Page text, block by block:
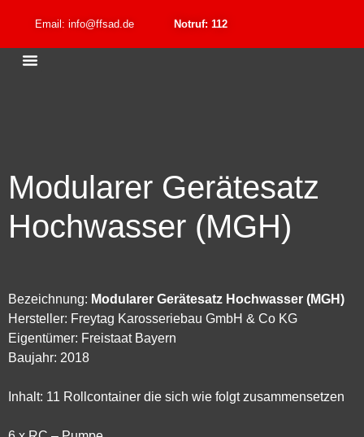
Email: info@ffsad.de Notruf: 112
Modularer Gerätesatz
Hochwasser (MGH)
Bezeichnung: Modularer Gerätesatz Hochwasser (MGH)
Hersteller: Freytag Karosseriebau GmbH & Co KG
Eigentümer: Freistaat Bayern
Baujahr: 2018
Inhalt: 11 Rollcontainer die sich wie folgt zusammensetzen